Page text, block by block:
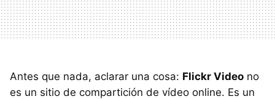
Antes que nada, aclarar una cosa: Flickr Video no
es un sitio de compartición de vídeo online. Es un